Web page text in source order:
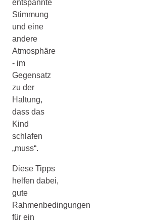
entspannte
Stimmung
und eine
andere
Atmosphäre
- im
Gegensatz
zu der
Haltung,
dass das
Kind
schlafen
„muss“.
Diese Tipps
helfen dabei,
gute
Rahmenbedingungen
für ein